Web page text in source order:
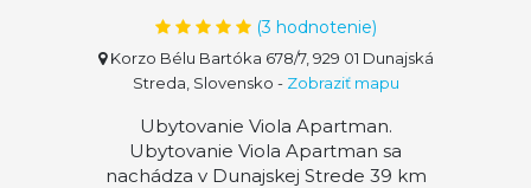
(3 hodnotenie)
Korzo Bélu Bartóka 678/7, 929 01 Dunajská
Streda, Slovensko - Zobraziť mapu
Ubytovanie Viola Apartman.
Ubytovanie Viola Apartman sa
nachádza v Dunajskej Strede 39 km